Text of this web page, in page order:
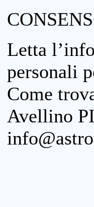
Letta
personali
Come
Avellino